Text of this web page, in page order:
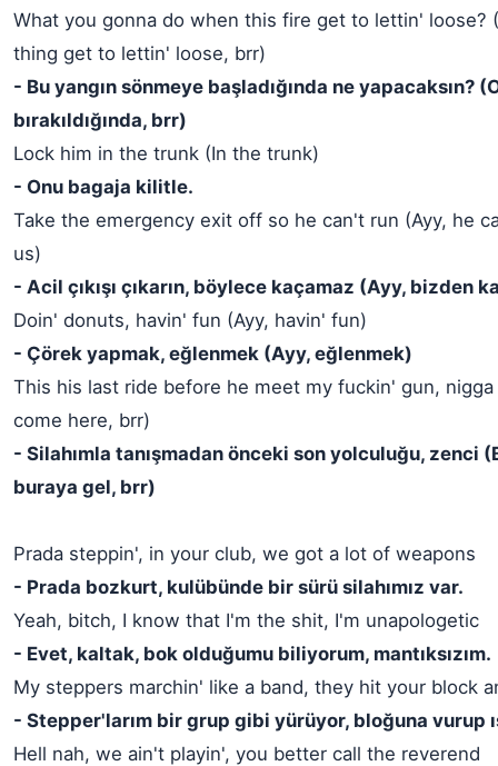
What you gonna do when this fire get to lettin' loose?
thing get to lettin' loose, brr)
- Bu yangın sönmeye başladığında ne yapacaksın?
bırakıldığında, brr)
Lock him in the trunk (In the trunk)
- Onu bagaja kilitle.
Take the emergency exit off so he can't run (Ayy, he
us)
- Acil çıkışı çıkarın, böylece kaçamaz (Ayy, bizden
Doin' donuts, havin' fun (Ayy, havin' fun)
- Çörek yapmak, eğlenmek (Ayy, eğlenmek)
This his last ride before he meet my fuckin' gun,
come here, brr)
- Silahımla tanışmadan önceki son yolculuğu, zenci
buraya gel, brr)
Prada steppin', in your club, we got a lot of weapons
- Prada bozkurt, kulübünde bir sürü silahımız var.
Yeah, bitch, I know that I'm the shit, I'm unapologetic
- Evet, kaltak, bok olduğumu biliyorum, mantıksızım.
My steppers marchin' like a band, they hit your block
- Stepper'larım bir grup gibi yürüyor, bloğuna vurup
Hell nah, we ain't playin', you better call the reverend